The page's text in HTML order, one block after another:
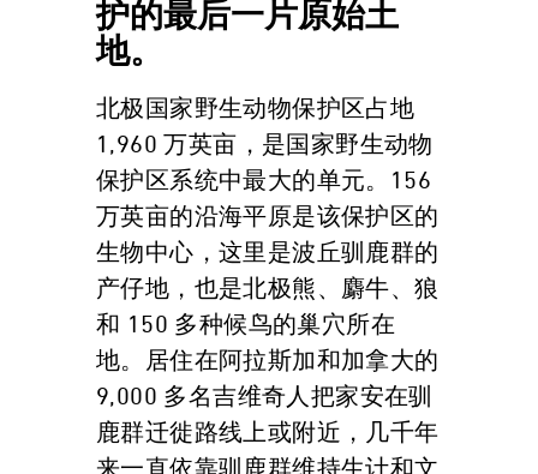
护的最后一片原始土
地。
北极国家野生动物保护区占地
1,960 万英亩，是国家野生动物
保护区系统中最大的单元。156
万英亩的沿海平原是该保护区的
生物中心，这里是波丘驯鹿群的
产仔地，也是北极熊、麝牛、狼
和 150 多种候鸟的巢穴所在
地。居住在阿拉斯加和加拿大的
9,000 多名吉维奇人把家安在驯
鹿群迁徙路线上或附近，几千年
来一直依靠驯鹿群维持生计和文